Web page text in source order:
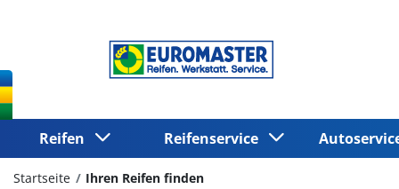
Reifen Reifenservice
Startseite Ihren Reifen finden